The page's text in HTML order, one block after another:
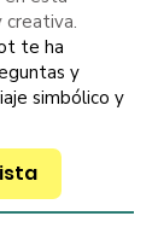
creativa.
te ha
y
simbólico y